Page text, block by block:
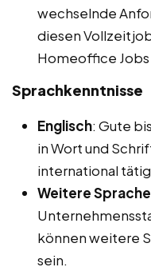
wechselnde
diesen
Homeoffice Jobs
Sprachkenntnisse
Englisch: Gute
in Wort und
international
Weitere
können weitere
sein.